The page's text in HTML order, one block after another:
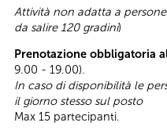
Attività non adatta a
da salire 120 gradini)
Prenotazione obbligatoria
9.00 - 19.00).
In caso di disponibilità le
il giorno stesso sul posto
Max 15 partecipanti.